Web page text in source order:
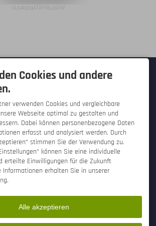
kLa4tptqA7AYRbJjGrW
Verlag
/
SONSTIGES
Engagement
Bildnachweise
Cookies und andere
verwenden Cookies und vergleichbare
Webseite optimal zu gestalten und
Dabei können personenbezogene Daten
erfasst und analysiert werden. Durch
stimmen Sie der Verwendung zu.
können Sie eine individuelle
erteilte Einwilligungen für die Zukunft
Informationen erhalten Sie in unserer
Alle akzeptieren